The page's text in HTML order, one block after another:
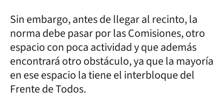
Sin embargo, antes de llegar al recinto, la
norma debe pasar por las Comisiones, otro
espacio con poca actividad y que además
encontrará otro obstáculo, ya que la mayoría
en ese espacio la tiene el interbloque del
Frente de Todos.